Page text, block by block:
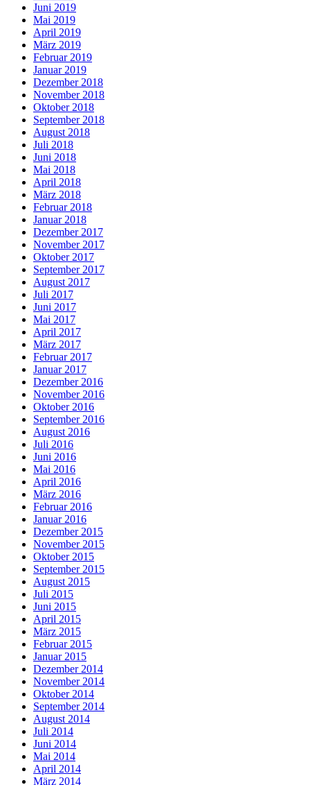
Juni 2019
Mai 2019
April 2019
März 2019
Februar 2019
Januar 2019
Dezember 2018
November 2018
Oktober 2018
September 2018
August 2018
Juli 2018
Juni 2018
Mai 2018
April 2018
März 2018
Februar 2018
Januar 2018
Dezember 2017
November 2017
Oktober 2017
September 2017
August 2017
Juli 2017
Juni 2017
Mai 2017
April 2017
März 2017
Februar 2017
Januar 2017
Dezember 2016
November 2016
Oktober 2016
September 2016
August 2016
Juli 2016
Juni 2016
Mai 2016
April 2016
März 2016
Februar 2016
Januar 2016
Dezember 2015
November 2015
Oktober 2015
September 2015
August 2015
Juli 2015
Juni 2015
April 2015
März 2015
Februar 2015
Januar 2015
Dezember 2014
November 2014
Oktober 2014
September 2014
August 2014
Juli 2014
Juni 2014
Mai 2014
April 2014
März 2014